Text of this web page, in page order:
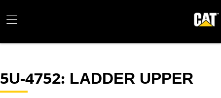
5U-4752: LADDER UPPER